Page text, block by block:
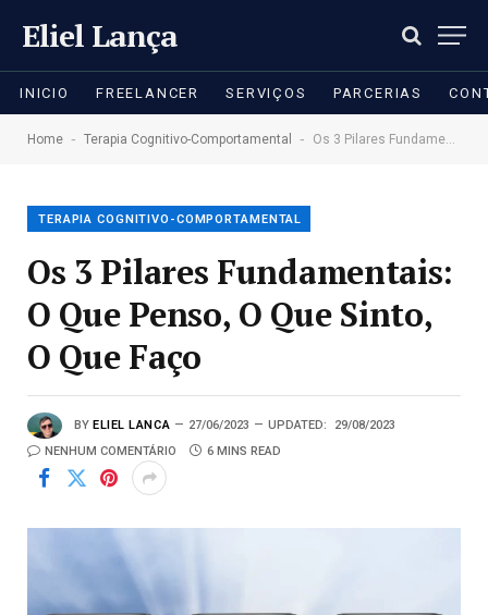
Eliel Lança
INICIO FREELANCER SERVIÇOS PARCERIAS
Home - Terapia Cognitivo-Comportamental - Os 3 Pilares Fundamentais: O Que Penso, O Que Sinto, O Que Faço
TERAPIA COGNITIVO-COMPORTAMENTAL
Os 3 Pilares Fundamentais:
O Que Penso, O Que Sinto,
O Que Faço
BY ELIEL LANCA 27/06/2023 UPDATED:
29/08/2023
NENHUM COMENTÁRIO
6 MINS READ